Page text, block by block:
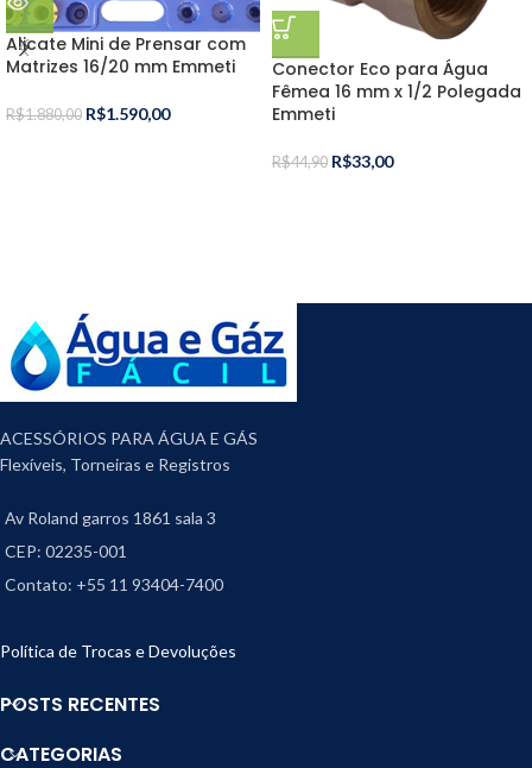
Alicate Mini de Prensar com
Matrizes 16/20 mm Emmeti
R$1.880,00 R$1.590,00
Conector Eco para Água
Fêmea 16 mm x 1/2 Polegada
Emmeti
R$44,90 R$33,00
ACESSÓRIOS PARA ÁGUA E GÁS
Flexíveis, Torneiras e Registros
Av Roland garros 1861 sala 3
CEP: 02235-001
Contato: +55 11 93404-7400
Política de Trocas e Devoluções
POSTS RECENTES
CATEGORIAS